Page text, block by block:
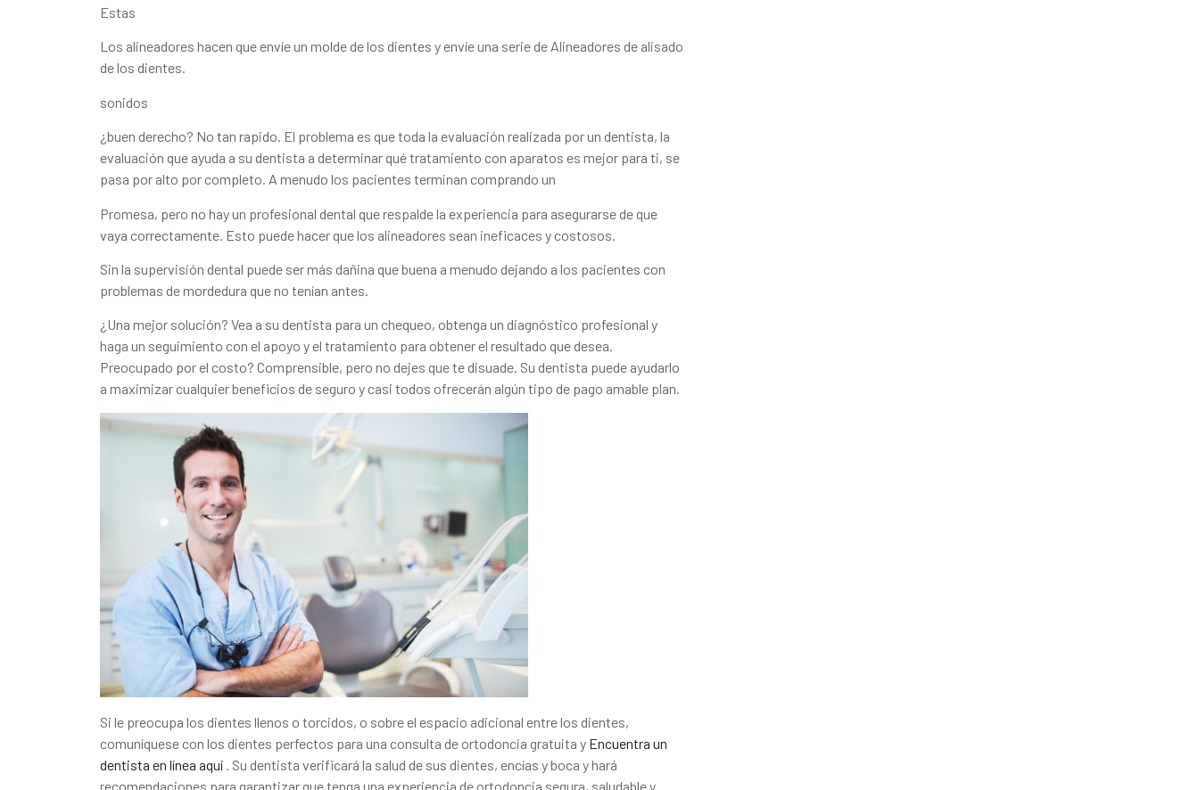
Estas
Los alineadores hacen que envíe un molde de los dientes y envíe una serie de Alineadores de alisado
de los dientes.
sonidos
¿buen derecho? No tan rapido. El problema es que toda la evaluación realizada por un dentista, la
evaluación que ayuda a su dentista a determinar qué tratamiento con aparatos es mejor para ti, se
pasa por alto por completo. A menudo los pacientes terminan comprando un
Promesa, pero no hay un profesional dental que respalde la experiencia para asegurarse de que
vaya correctamente. Esto puede hacer que los alineadores sean ineficaces y costosos.
Sin la supervisión dental puede ser más dañina que buena a menudo dejando a los pacientes con
problemas de mordedura que no tenían antes.
¿Una mejor solución? Vea a su dentista para un chequeo, obtenga un diagnóstico profesional y
haga un seguimiento con el apoyo y el tratamiento para obtener el resultado que desea.
Preocupado por el costo? Comprensible, pero no dejes que te disuade. Su dentista puede ayudarlo
a maximizar cualquier beneficios de seguro y casi todos ofrecerán algún tipo de pago amable plan.
Si le preocupa los dientes llenos o torcidos, o sobre el espacio adicional entre los dientes,
comuníquese con los dientes perfectos para una consulta de ortodoncia gratuita y Encuentra un
dentista en línea aquí . Su dentista verificará la salud de sus dientes, encías y boca y hará
recomendaciones para garantizar que tenga una experiencia de ortodoncia segura, saludable y